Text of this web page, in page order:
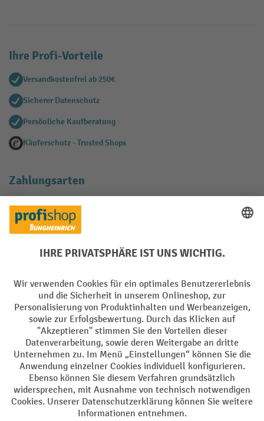
Ihre Profi-Vorteile
Versandkostenfrei ab 250€
Sicherer Datenschutz
Persönliche Kaufberatung
Käuferschutz - Trusted Shops
Zahlungsarten
Creditcard (Master)
Facebook
YouTube
LinkedIn
Instagram
AGB Impressum Datenschutz
Barrierefreiheit Privacy Settings
Alle Preise exkl. gesetzl. Mehrwertsteuer zzgl.Versandkosten und ggf.